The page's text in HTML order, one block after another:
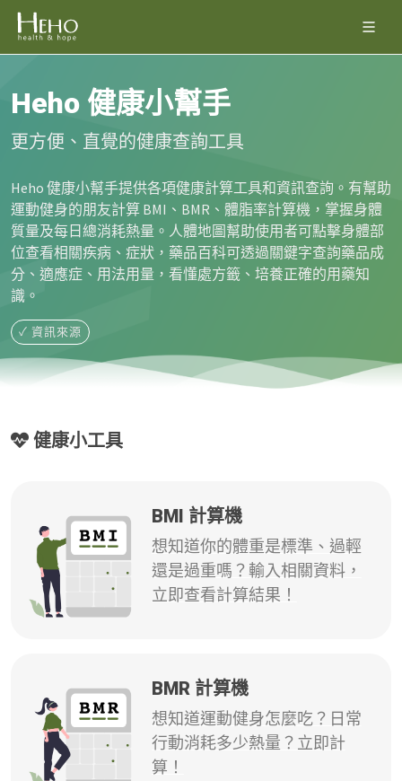
Heho 健康小幫手
更方便、直覺的健康查詢工具
Heho 健康小幫手提供各項健康計算工具和資訊查詢。有幫助
運動健身的朋友計算 BMI、BMR、體脂率計算機，掌握身體
質量及每日總消耗熱量。人體地圖幫助使用者可點擊身體部
位查看相關疾病、症狀，藥品百科可透過關鍵字查詢藥品成
分、適應症、用法用量，看懂處方籤、培養正確的用藥知
識。
✓ 資訊來源
健康小工具
BMI 計算機
想知道你的體重是標準、過輕
還是過重嗎？輸入相關資料，
立即查看計算結果！
BMR 計算機
想知道運動健身怎麼吃？日常
行動消耗多少熱量？立即計
算！